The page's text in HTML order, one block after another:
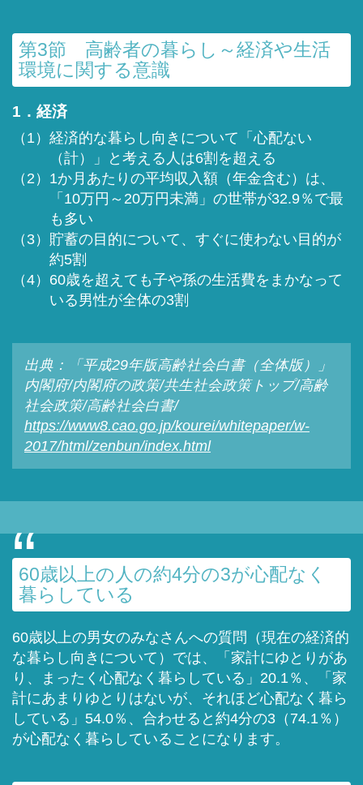
第3節 高齢者の暮らし～経済や生活
環境に関する意識
1．経済
（1）経済的な暮らし向きについて「心配ない
（計）」と考える人は6割を超える
（2）1か月あたりの平均収入額（年金含む）は、
「10万円～20万円未満」の世帯が32.9％で最
も多い
（3）貯蓄の目的について、すぐに使わない目的が
約5割
（4）60歳を超えても子や孫の生活費をまかなって
いる男性が全体の3割
出典：「平成29年版高齢社会白書（全体版）」
内閣府/内閣府の政策/共生社会政策トップ/高齢
社会政策/高齢社会白書/
https://www8.cao.go.jp/kourei/whitepaper/w-
2017/html/zenbun/index.html
60歳以上の人の約4分の3が心配なく
暮らしている
60歳以上の男女のみなさんへの質問（現在の経済的
な暮らし向きについて）では、「家計にゆとりがあ
り、まったく心配なく暮らしている」20.1％、「家
計にあまりゆとりはないが、それほど心配なく暮ら
している」54.0％、合わせると約4分の3（74.1％）
が心配なく暮らしていることになります。